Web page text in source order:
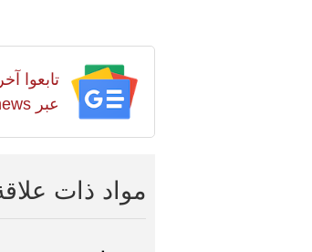
تابعوا
عبر Google news
مواد ذات